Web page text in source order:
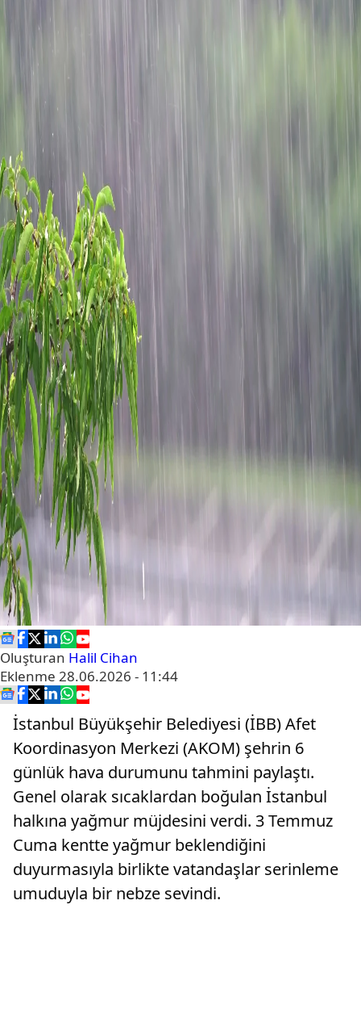
Oluşturan Halil Cihan
Eklenme 28.06.2026 - 11:44
İstanbul Büyükşehir Belediyesi (İBB) Afet
Koordinasyon Merkezi (AKOM) şehrin 6
günlük hava durumunu tahmini paylaştı.
Genel olarak sıcaklardan boğulan İstanbul
halkına yağmur müjdesini verdi. 3 Temmuz
Cuma kentte yağmur beklendiğini
duyurmasıyla birlikte vatandaşlar serinleme
umuduyla bir nebze sevindi.